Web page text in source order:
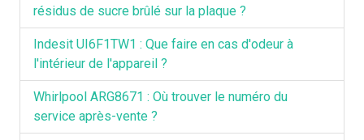
résidus de sucre brûlé sur la plaque ?
Indesit UI6F1TW1 : Que faire en cas d'odeur à
l'intérieur de l'appareil ?
Whirlpool ARG8671 : Où trouver le numéro du
service après-vente ?